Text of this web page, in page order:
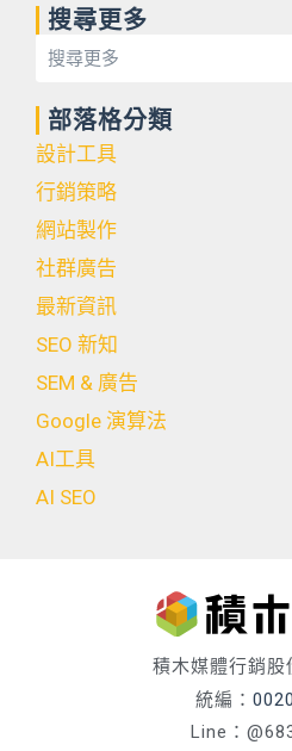
搜尋更多
Search
部落格分類
設計工具
行銷策略
網站製作
社群廣告
最新資訊
SEO 新知
SEM & 廣告
Google 演算法
AI工具
AI SEO
積木媒體行銷股
統編：
Line：